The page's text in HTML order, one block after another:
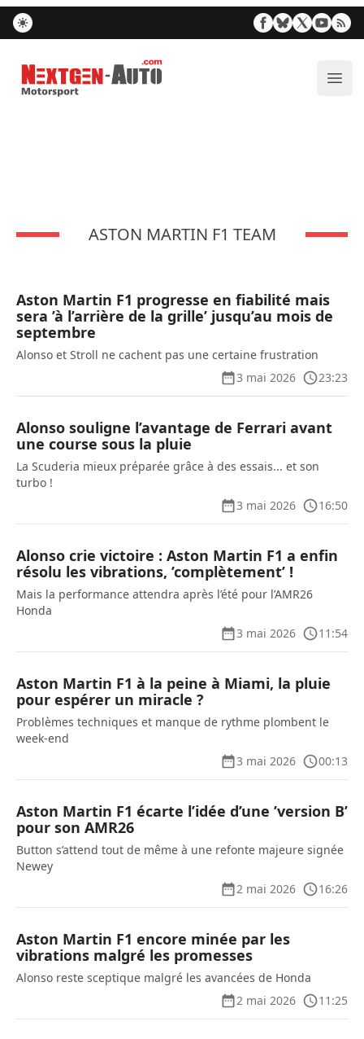
Nextgen-Auto.com
ASTON MARTIN F1 TEAM
Aston Martin F1 progresse en fiabilité mais
sera ’à l’arrière de la grille’ jusqu’au mois de
septembre
Alonso et Stroll ne cachent pas une certaine frustration
3 mai 2026
23:23
Alonso souligne l’avantage de Ferrari avant
une course sous la pluie
La Scuderia mieux préparée grâce à des essais... et son
turbo !
3 mai 2026
16:50
Alonso crie victoire : Aston Martin F1 a enfin
résolu les vibrations, ’complètement’ !
Mais la performance attendra après l’été pour l’AMR26
Honda
3 mai 2026
11:54
Aston Martin F1 à la peine à Miami, la pluie
pour espérer un miracle ?
Problèmes techniques et manque de rythme plombent le
week-end
3 mai 2026
00:13
Aston Martin F1 écarte l’idée d’une ’version B’
pour son AMR26
Button s’attend tout de même à une refonte majeure signée
Newey
2 mai 2026
16:26
Aston Martin F1 encore minée par les
vibrations malgré les promesses
Alonso reste sceptique malgré les avancées de Honda
2 mai 2026
11:25